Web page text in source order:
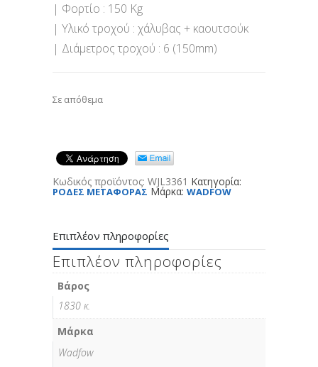
| Φορτίο : 150 Κg
| Υλικό τροχού : χάλυβας + καουτσούκ
| Διάμετρος τροχού : 6 (150mm)
Σε απόθεμα
Κωδικός προϊόντος: WJL3361 Κατηγορία:
ΡΟΔΕΣ ΜΕΤΑΦΟΡΑΣ Μάρκα: WADFOW
Επιπλέον πληροφορίες
Επιπλέον πληροφορίες
Βάρος
1830 κ.
Μάρκα
Wadfow